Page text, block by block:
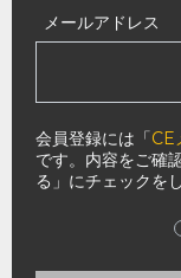
メールアドレス
会員登録には「CE
です。内容をご確
る」にチェックを